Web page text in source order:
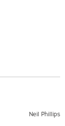
Neil Phillips